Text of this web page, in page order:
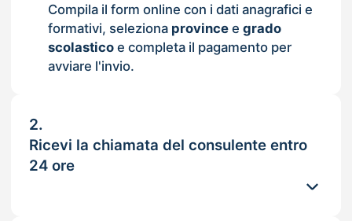
Compila il form online con i dati anagrafici e
formativi, seleziona provincee grado
scolasticoe completa il pagamento per
avviare l'invio.
2.
Ricevi la chiamata del consulente entro
24 ore